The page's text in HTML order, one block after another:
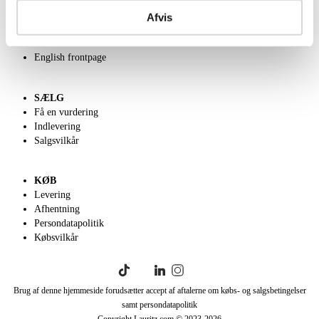
Afvis
English frontpage
SÆLG
Få en vurdering
Indlevering
Salgsvilkår
KØB
Levering
Afhentning
Persondatapolitik
Købsvilkår
Brug af denne hjemmeside forudsætter accept af aftalerne om købs- og salgsbetingelser
samt persondatapolitik